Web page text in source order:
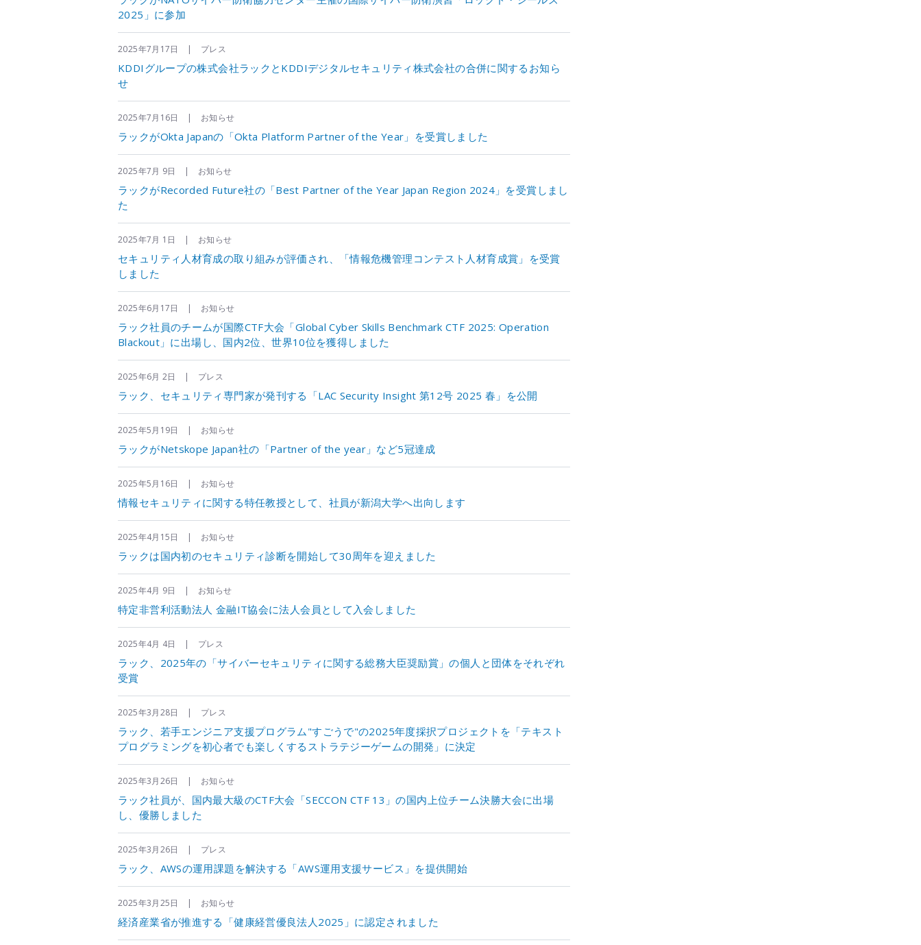
2025」に参加
2025年7月17日 | プレス
KDDIグループの株式会社ラックとKDDIデジタルセキュリティ株式会社の合併に関するお知ら
せ
2025年7月16日 | お知らせ
ラックがOkta Japanの「Okta Platform Partner of the Year」を受賞しました
2025年7月 9日 | お知らせ
ラックがRecorded Future社の「Best Partner of the Year Japan Region 2024」を受賞しまし
た
2025年7月 1日 | お知らせ
セキュリティ人材育成の取り組みが評価され、「情報危機管理コンテスト人材育成賞」を受賞
しました
2025年6月17日 | お知らせ
ラック社員のチームが国際CTF大会「Global Cyber Skills Benchmark CTF 2025: Operation
Blackout」に出場し、国内2位、世界10位を獲得しました
2025年6月 2日 | プレス
ラック、セキュリティ専門家が発刊する「LAC Security Insight 第12号 2025 春」を公開
2025年5月19日 | お知らせ
ラックがNetskope Japan社の「Partner of the year」など5冠達成
2025年5月16日 | お知らせ
情報セキュリティに関する特任教授として、社員が新潟大学へ出向します
2025年4月15日 | お知らせ
ラックは国内初のセキュリティ診断を開始して30周年を迎えました
2025年4月 9日 | お知らせ
特定非営利活動法人 金融IT協会に法人会員として入会しました
2025年4月 4日 | プレス
ラック、2025年の「サイバーセキュリティに関する総務大臣奨励賞」の個人と団体をそれぞれ
受賞
2025年3月28日 | プレス
ラック、若手エンジニア支援プログラム"すごうで"の2025年度採択プロジェクトを「テキスト
プログラミングを初心者でも楽しくするストラテジーゲームの開発」に決定
2025年3月26日 | お知らせ
ラック社員が、国内最大級のCTF大会「SECCON CTF 13」の国内上位チーム決勝大会に出場
し、優勝しました
2025年3月26日 | プレス
ラック、AWSの運用課題を解決する「AWS運用支援サービス」を提供開始
2025年3月25日 | お知らせ
経済産業省が推進する「健康経営優良法人2025」に認定されました